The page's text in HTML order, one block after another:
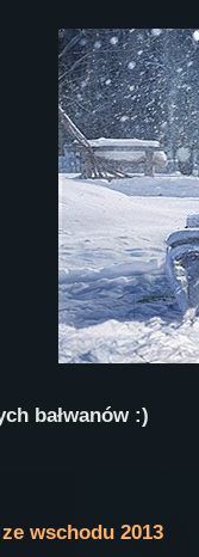
bałwanów :)
wschodu 2013